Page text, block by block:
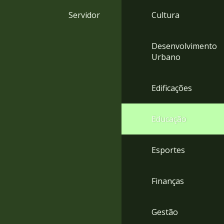
Servidor Cultura
Desenvolvimento
Urbano
Edificações
Educação
Esportes
Finanças
Gestão